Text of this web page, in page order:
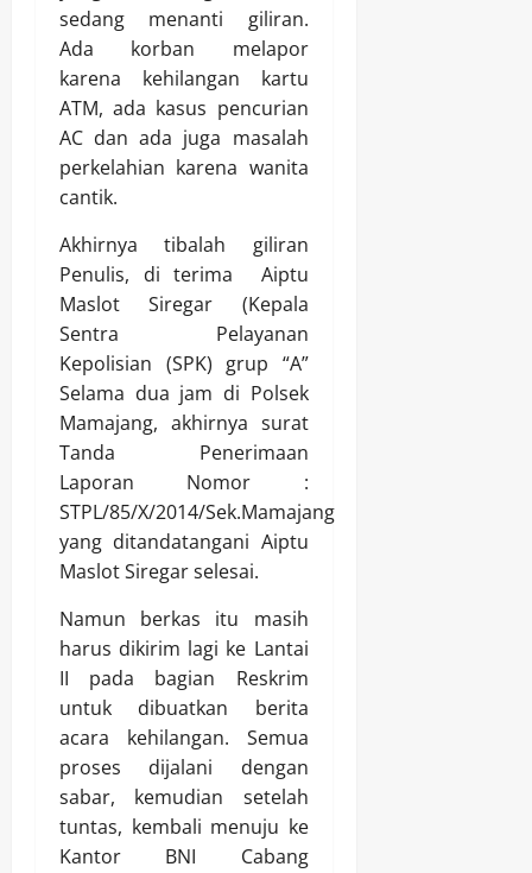
sedang menanti giliran.
Ada korban melapor
karena kehilangan kartu
ATM, ada kasus pencurian
AC dan ada juga masalah
perkelahian karena wanita
cantik.
Akhirnya tibalah giliran
Penulis, di terima Aiptu
Maslot Siregar (Kepala
Sentra Pelayanan
Kepolisian (SPK) grup “A”
Selama dua jam di Polsek
Mamajang, akhirnya surat
Tanda Penerimaan
Laporan Nomor :
STPL/85/X/2014/Sek.Mamajang
yang ditandatangani Aiptu
Maslot Siregar selesai.
Namun berkas itu masih
harus dikirim lagi ke Lantai
II pada bagian Reskrim
untuk dibuatkan berita
acara kehilangan. Semua
proses dijalani dengan
sabar, kemudian setelah
tuntas, kembali menuju ke
Kantor BNI Cabang